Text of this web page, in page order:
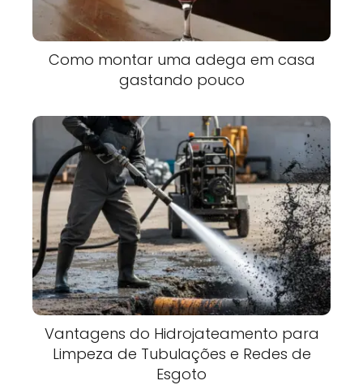
Como montar uma adega em casa
gastando pouco
Vantagens do Hidrojateamento para
Limpeza de Tubulações e Redes de
Esgoto